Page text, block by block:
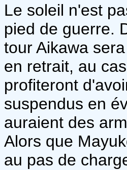
Le soleil n'est
pied de guerre.
tour Aikawa
en retrait, au
profiteront
suspendus en
auraient des
Alors que
au pas de